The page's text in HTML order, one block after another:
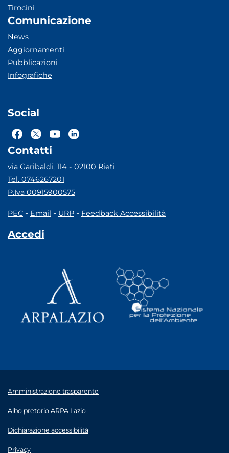
Tirocini
Comunicazione
News
Aggiornamenti
Pubblicazioni
Infografiche
Social
Contatti
via Garibaldi, 114 - 02100 Rieti
Tel. 0746267201
P.Iva 00915900575
PEC - Email - URP - Feedback Accessibilità
Accedi
Amministrazione trasparente
Albo pretorio ARPA Lazio
Dichiarazione accessibilità
Privacy